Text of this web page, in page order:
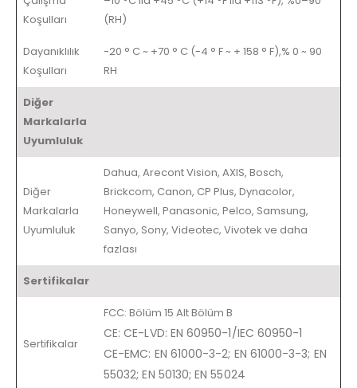
Koşulları
(RH)
Dayanıklılık
Koşulları
-20 ° C ~ +70 ° C (-4 ° F ~ + 158 ° F),% 0 ~ 90
RH
Diğer
Markalarla
Uyumluluk
Diğer
Markalarla
Uyumluluk
Dahua, Arecont Vision, AXIS, Bosch,
Brickcom, Canon, CP Plus, Dynacolor,
Honeywell, Panasonic, Pelco, Samsung,
Sanyo, Sony, Videotec, Vivotek ve daha
fazlası
Sertifikalar
Sertifikalar
FCC: Bölüm 15 Alt Bölüm B
CE: CE-LVD: EN 60950-1/IEC 60950-1
CE-EMC: EN 61000-3-2; EN 61000-3-3; EN
55032; EN 50130; EN 55024